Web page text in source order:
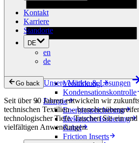
Bauwesen
Entwässerung
Verstärkung
Kondensationskontrolle
Energie
Energiespeicherung
Elektrische Isolierung
Kabel
Friction Inserts
Kontakt
Karriere
Standorte
DE
en
de
Go back Unsere Märkte & Lösungen
Seit über 90 Jahren entwickeln wir
technischen Textilien –
technologischer Tiefe. Tauchen Sie ein und
vielfältigen Anwendungen.